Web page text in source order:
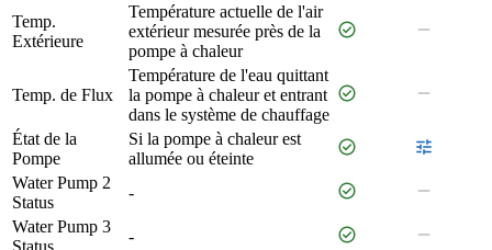
Temp.
Extérieure
Température actuelle de l'air
extérieur mesurée près de la
pompe à chaleur
check_circle remove
Temp. de Flux
Température de l'eau quittant
la pompe à chaleur et entrant
dans le système de chauffage
check_circle remove
État de la
Pompe
Si la pompe à chaleur est
allumée ou éteinte
check_circle tune
Water Pump 2
Status
- check_circle remove
Water Pump 3
Status
- check_circle remove